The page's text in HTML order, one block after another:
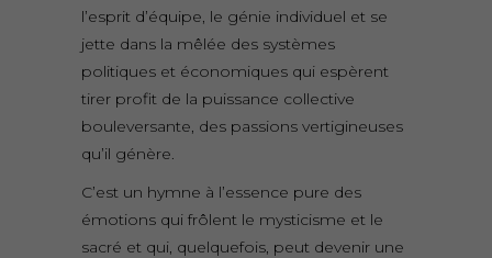
l’esprit d’équipe, le génie individuel et se
jette dans la mêlée des systèmes
politiques et économiques qui espèrent
tirer profit de la puissance collective
bouleversante, des passions vertigineuses
qu’il génère.
C’est un hymne à l’essence pure des
émotions qui frôlent le mysticisme et le
sacré et qui, quelquefois, peut devenir une